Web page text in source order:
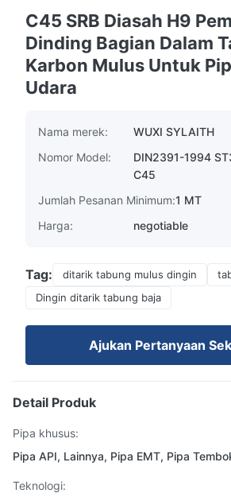
C45 SRB Diasah H9
Dinding Bagian Dalam
Karbon Mulus Untuk
Udara
Nama merek:
WUXI SYLAITH
Nomor Model:
DIN2391-1994
C45
Jumlah Pesanan Minimum:1 MT
Harga:
negotiable
Tag: ditarik tabung mulus dingin
Dingin ditarik tabung baja
Ajukan Pertanyaan
Detail Produk
Pipa khusus:
Pipa API, Lainnya, Pipa EMT, Pipa
Teknologi: